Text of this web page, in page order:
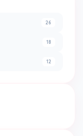
26
18
12